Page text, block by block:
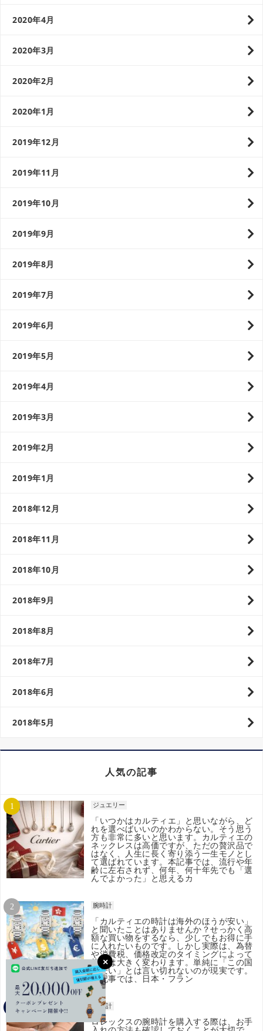
2020年4月
2020年3月
2020年2月
2020年1月
2019年12月
2019年11月
2019年10月
2019年9月
2019年8月
2019年7月
2019年6月
2019年5月
2019年4月
2019年3月
2019年2月
2019年1月
2018年12月
2018年11月
2018年10月
2018年9月
2018年8月
2018年7月
2018年6月
2018年5月
人気の記事
ジュエリー
「いつかはカルティエ」と思いながら、ど
れを選べばいいのかわからない。そう思う
方も非常に多いと思います。カルティエの
ネックレスは高価ですが、ただの贅沢品で
はなく、人生に長く寄り添う一生モノとし
て選ばれています。本記事では、流行や年
齢に左右されず、何年、何十年先でも「選
んでよかった」と思えるカ
腕時計
「カルティエの時計は海外のほうが安い」
と聞いたことはありませんか？せっかく高
額な買い物をするなら、少しでもお得に手
に入れたいものです。しかし実際は、為替
や消費税、価格改定のタイミングによって
状況は大きく変わります。単純に「この国
が安い」とは言い切れないのが現実です。
本記事では、日本・フラン
腕時計
ロレックスの腕時計を購入する際は、お手